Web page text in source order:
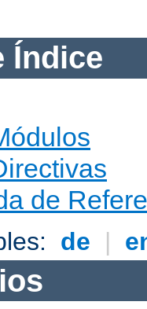
Índice
de
de |